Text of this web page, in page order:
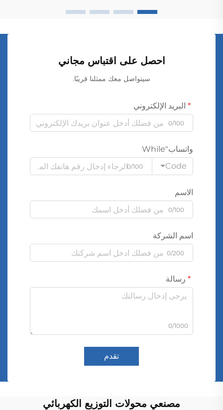
احصل على اقتباس مجاني
سيتواصل معك ممثلنا قريبًا.
البريد الإلكتروني
0/100
واتساب"While
Code
0/100
الاسم
0/100
اسم الشركة
0/200
رسالة
0/1000
تقدم
مصنعي محولات التوزيع الكهربائي